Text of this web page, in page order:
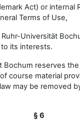
Act) or internal
Terms of Use,
Universität
its interests.
Bochum reserves
course material
may be removed
§ 6